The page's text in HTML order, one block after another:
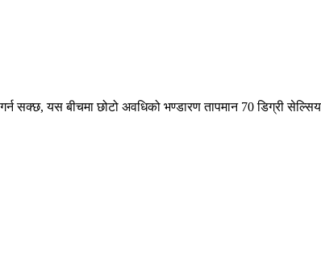
सक्छ, यस बीचमा छोटो अवधिको भण्डारण तापमान 70 डिग्री